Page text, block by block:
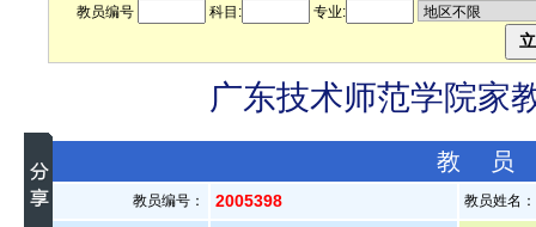
教员编号 科目: 专业:
广东技术师范学院家
教
教员编号： 2005398 教员姓名